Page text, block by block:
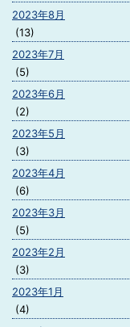
2023年8月
(13)
2023年7月
(5)
2023年6月
(2)
2023年5月
(3)
2023年4月
(6)
2023年3月
(5)
2023年2月
(3)
2023年1月
(4)